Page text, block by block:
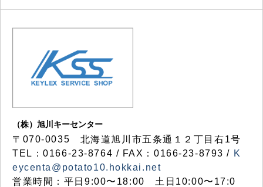
（株）旭川キーセンター
〒070-0035 北海道旭川市五条通１２丁目右1号
TEL：0166-23-8764 / FAX：0166-23-8793 / K
eycenta@potato10.hokkai.net
営業時間：平日9:00〜18:00 土日10:00〜17:0